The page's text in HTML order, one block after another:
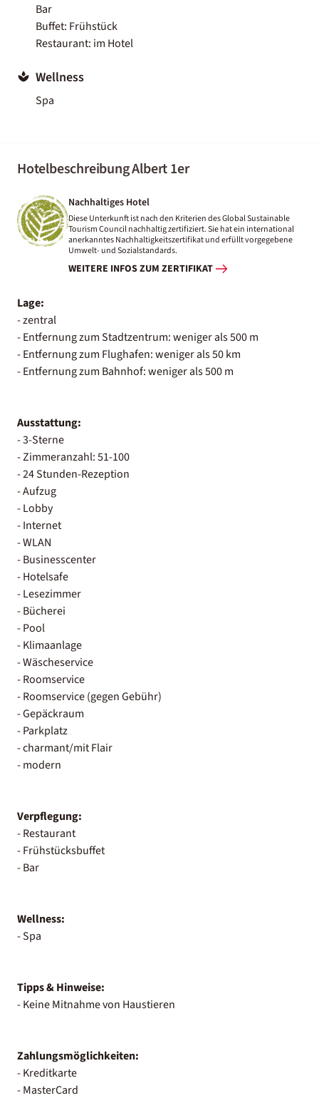
Bar
Buffet: Frühstück
Restaurant: im Hotel
Wellness
Spa
Hotelbeschreibung Albert 1er
Nachhaltiges Hotel
Diese Unterkunft ist nach den Kriterien des Global Sustainable
Tourism Council nachhaltig zertifiziert. Sie hat ein international
anerkanntes Nachhaltigkeitszertifikat und erfüllt vorgegebene
Umwelt- und Sozialstandards.
WEITERE INFOS ZUM ZERTIFIKAT
Lage:
- zentral
- Entfernung zum Stadtzentrum: weniger als 500 m
- Entfernung zum Flughafen: weniger als 50 km
- Entfernung zum Bahnhof: weniger als 500 m
Ausstattung:
- 3-Sterne
- Zimmeranzahl: 51-100
- 24 Stunden-Rezeption
- Aufzug
- Lobby
- Internet
- WLAN
- Businesscenter
- Hotelsafe
- Lesezimmer
- Bücherei
- Pool
- Klimaanlage
- Wäscheservice
- Roomservice
- Roomservice (gegen Gebühr)
- Gepäckraum
- Parkplatz
- charmant/mit Flair
- modern
Verpflegung:
- Restaurant
- Frühstücksbuffet
- Bar
Wellness:
- Spa
Tipps & Hinweise:
- Keine Mitnahme von Haustieren
Zahlungsmöglichkeiten:
- Kreditkarte
- MasterCard